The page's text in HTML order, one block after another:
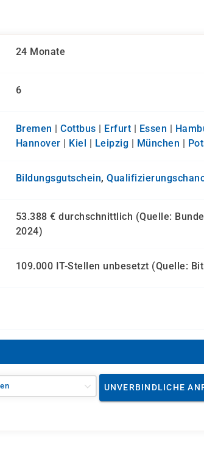
24 Monate
6
Bremen | Cottbus | Erfurt | Essen |
Hannover | Kiel | Leipzig | München |
Bildungsgutschein,
53.388 € durchschnittlich (Quelle:
2024)
109.000 IT-Stellen unbesetzt (Quelle:
UNVERBINDLICHE